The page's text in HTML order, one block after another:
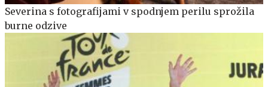
Severina s fotografijami v spodnjem perilu sprožila
burne odzive